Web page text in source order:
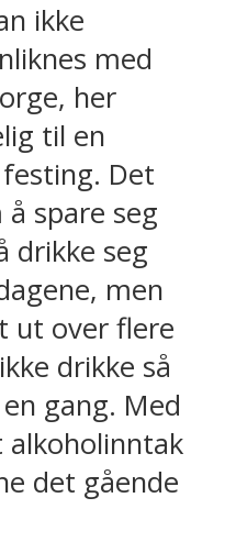
ikke
med
her
til en
Det
spare seg
drikke seg
men
ut over flere
drikke så
gang. Med
det gående